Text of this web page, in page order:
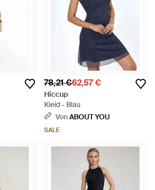
78,21 €62,57 €
Hiccup
Kleid - Blau
VonABOUT YOU
SALE